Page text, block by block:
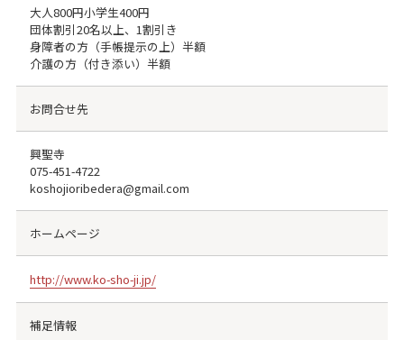
⼤⼈800円⼩学⽣400円
団体割引20名以上、1割引き
⾝障者の⽅（⼿帳提⽰の上）半額
介護の⽅（付き添い）半額
お問合せ先
興聖寺
075-451-4722
koshojioribedera@gmail.com
ホームページ
http://www.ko-sho-ji.jp/
補足情報